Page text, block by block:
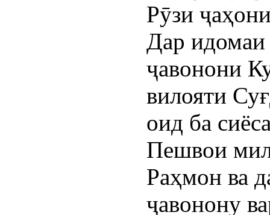
Рӯзи
Дар
ҷавонони
вилояти
оид ба
Пешвои
Раҳмон ва
ҷавонону